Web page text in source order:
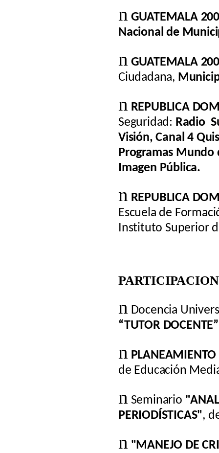
n GUATEMALA
Nacional de
n GUATEMALA
Ciudadana,
n REPUBLICA
Seguridad: Radio
Visión, Canal 4
Programas Mundo
Imagen Pública.
n REPUBLICA
Escuela de
Instituto Superior
n Docencia
“TUTOR DOCENTE”
n PLANEAMIENTO
de Educación
n Seminario
PERIODÍSTICAS",
n "MANEJO DE